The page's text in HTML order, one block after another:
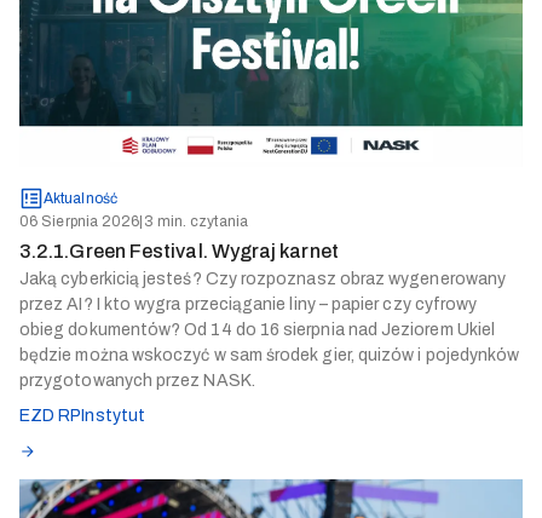
Aktualność
06 Sierpnia 2026 3 min. czytania
3.2.1.Green Festival. Wygraj karnet
Jaką cyberkicią jesteś? Czy rozpoznasz obraz wygenerowany
przez AI? I kto wygra przeciąganie liny – papier czy cyfrowy
obieg dokumentów? Od 14 do 16 sierpnia nad Jeziorem Ukiel
będzie można wskoczyć w sam środek gier, quizów i pojedynków
przygotowanych przez NASK.
EZD RP Instytut